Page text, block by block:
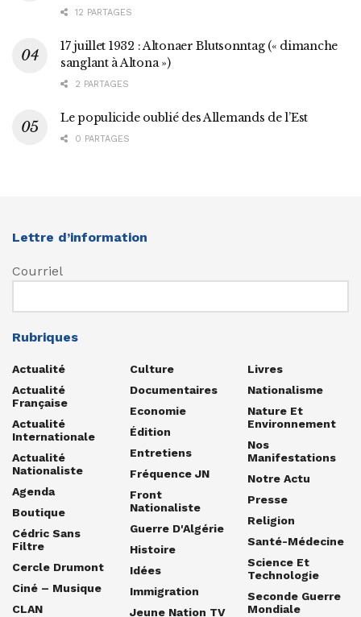
12 PARTAGES
17 juillet 1932 : Altonaer Blutsonntag (« dimanche
sanglant à Altona »)
2 PARTAGES
Le populicide oublié des Allemands de l’Est
0 PARTAGES
Lettre d’information
Courriel
Rubriques
Actualité
Actualité
Française
Actualité
Internationale
Actualité
Nationaliste
Agenda
Boutique
Cédric Sans
Filtre
Cercle Drumont
Ciné – Musique
CLAN
Culture
Documentaires
Economie
Édition
Entretiens
Fréquence JN
Front
Nationaliste
Guerre D'Algérie
Histoire
Idées
Immigration
Jeune Nation TV
Livres
Nationalisme
Nature Et
Environnement
Nos
Manifestations
Notre Actu
Presse
Religion
Santé-Médecine
Science Et
Technologie
Seconde Guerre
Mondiale